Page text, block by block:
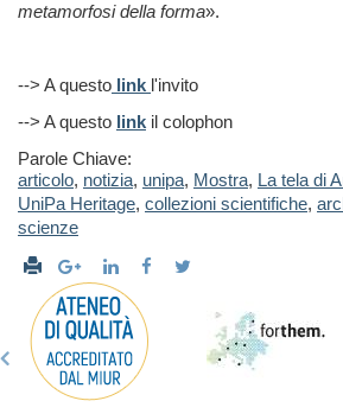
metamorfosi della forma».
--> A questo link l'invito
--> A questo link il colophon
Parole Chiave:
articolo, notizia, unipa, Mostra, La tela di
UniPa Heritage, collezioni scientifiche,
scienze